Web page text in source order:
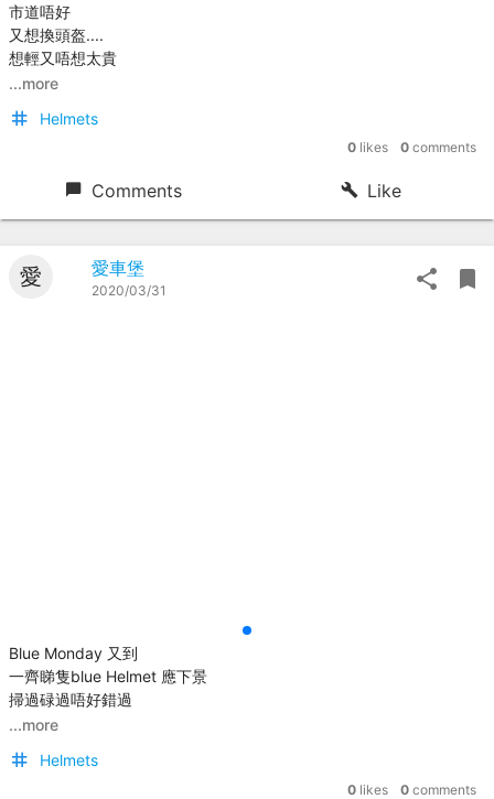
市道唔好
又想換頭盔....
想輕又唔想太貴
...more
Helmets
0 likes 0 comments
Comments Like
愛 愛車堡
2020/03/31
Blue Monday 又到
一齊睇隻blue Helmet 應下景
掃過碌過唔好錯過
...more
Helmets
0 likes 0 comments